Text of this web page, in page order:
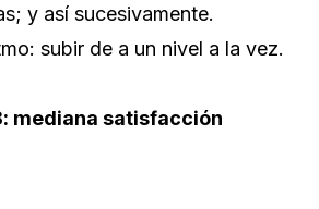
y así sucesivamente.
subir de a un nivel a la vez.
mediana satisfacción